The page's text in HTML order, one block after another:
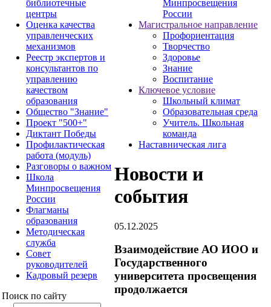
библиотечные
центры
Оценка качества
управленческих
механизмов
Реестр экспертов и
консультантов по
управлению
качеством
образования
Общество "Знание"
Проект "500+"
Диктант Победы
Профилактическая
работа (модуль)
Разговоры о важном
Школа
Минпросвещения
России
Флагманы
образования
Методическая
служба
Совет
руководителей
Кадровый резерв
Поиск по сайту
Минпросвещения
России
Магистральное направление
Профориентация
Творчество
Здоровье
Знание
Воспитание
Ключевое условие
Школьный климат
Образовательная среда
Учитель. Школьная
команда
Наставническая лига
Новости и
события
05.12.2025
Взаимодействие АО ИОО и
Государственного
университета просвещения
продолжается